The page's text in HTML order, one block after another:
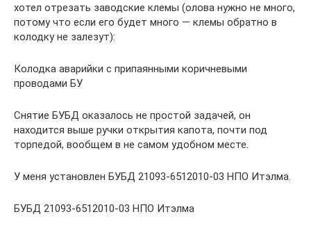
хотел отрезать заводские клемы (олова нужно не много,
потому что если его будет много — клемы обратно в
колодку не залезут):
Колодка аварийки с припаянными коричневыми
проводами БУ
Снятие БУБД оказалось не простой задачей, он
находится выше ручки открытия капота, почти под
торпедой, вообщем в не самом удобном месте.
У меня установлен БУБД 21093-6512010-03 НПО Итэлма.
БУБД 21093-6512010-03 НПО Итэлма